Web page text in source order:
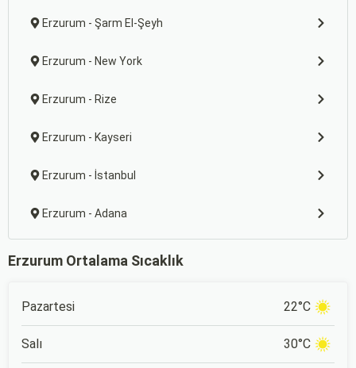
Erzurum - Şarm El-Şeyh
Erzurum - New York
Erzurum - Rize
Erzurum - Kayseri
Erzurum - İstanbul
Erzurum - Adana
Erzurum Ortalama Sıcaklık
Pazartesi 22°C
Salı 30°C